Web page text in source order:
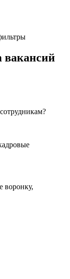
воронку,